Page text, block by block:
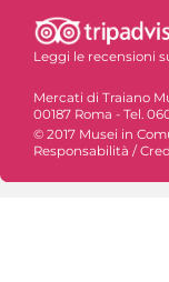
Leggi le recensioni
Mercati di Traiano
00187 Roma - Tel.
© 2017 Musei in
Responsabilità /